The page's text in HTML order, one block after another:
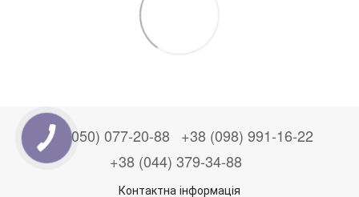
+38 (050) 077-20-88 +38 (098) 991-16-22
+38 (044) 379-34-88
Контактна інформація